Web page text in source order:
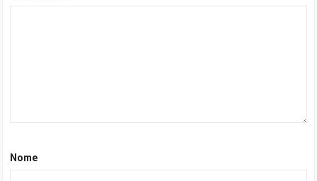
Nome